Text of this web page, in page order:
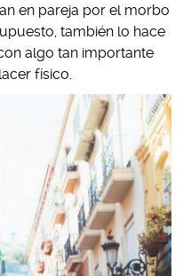
en pareja por el morbo
también lo hace
algo tan importante
físico.